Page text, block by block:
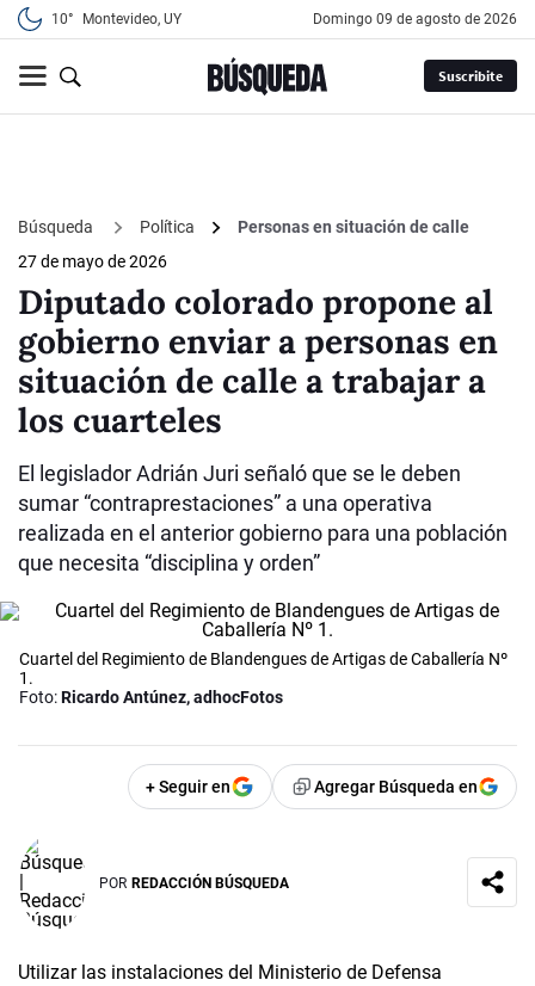
10° Montevideo, UY domingo 09 de agosto de 2026
Suscribite
Búsqueda Política
Personas en situación de calle
27 de mayo de 2026
Diputado colorado propone al
gobierno enviar a personas en
situación de calle a trabajar a
los cuarteles
El legislador Adrián Juri señaló que se le deben
sumar “contraprestaciones” a una operativa
realizada en el anterior gobierno para una población
que necesita “disciplina y orden”
Cuartel del Regimiento de Blandengues de Artigas de Caballería Nº
1.
Foto:Ricardo Antúnez, adhocFotos
+ Seguir en Agregar Búsqueda en
POR REDACCIÓN BÚSQUEDA
Utilizar las instalaciones del Ministerio de Defensa